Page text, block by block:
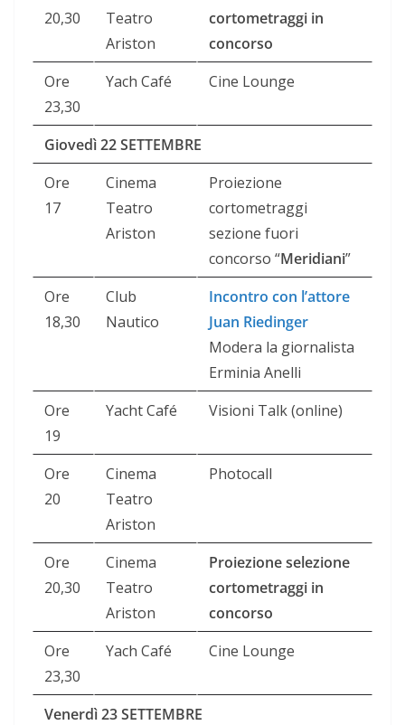
20,30
Teatro
Ariston
cortometraggi in
concorso
Ore
23,30
Yach Café Cine Lounge
Giovedì 22 SETTEMBRE
Ore
17
Cinema
Teatro
Ariston
Proiezione
cortometraggi
sezione fuori
concorso “Meridiani”
Ore
18,30
Club
Nautico
Incontro con l’attore
Juan Riedinger
Modera la giornalista
Erminia Anelli
Ore
19
Yacht Café Visioni Talk (online)
Ore
20
Cinema
Teatro
Ariston
Photocall
Ore
20,30
Cinema
Teatro
Ariston
Proiezione selezione
cortometraggi in
concorso
Ore
23,30
Yach Café Cine Lounge
Venerdì 23 SETTEMBRE